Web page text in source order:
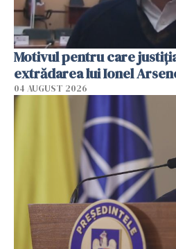
Motivul pentru care
extrădarea lui Ionel
04 AUGUST 2026